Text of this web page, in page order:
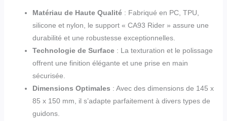
Matériau de Haute Qualité: Fabriqué en PC, TPU,
silicone et nylon, le support « CA93 Rider » assure une
durabilité et une robustesse exceptionnelles.
Technologie de Surface: La texturation et le polissage
offrent une finition élégante et une prise en main
sécurisée.
Dimensions Optimales : Avec des dimensions de 145 x
85 x 150 mm, il s’adapte parfaitement à divers types de
guidons.